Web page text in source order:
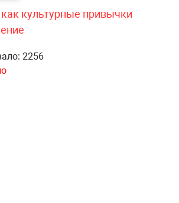
культурные привычки
2256